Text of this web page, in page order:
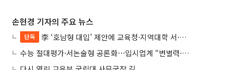
손현경 기자의 주요 뉴스
단독
李 ‘호남형 대입’ 제안에 교육청·지역대학 서·논술형 입시 연계 '착수'
수능 절대평가·서논술형 공론화⋯입시업계 “변별력·사교육 대책 먼저”